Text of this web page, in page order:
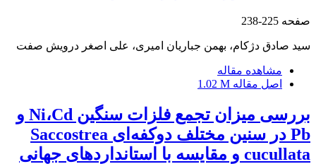
صفحه 225-238
سید صادق دژکام، بهمن جباریان امیری، علی اصغر درویش صفت
مشاهده مقاله
اصل مقاله 1.02 M
بررسی میزان تجمع فلزات سنگین Ni،Cd و
Pb در سنین مختلف دوکفه‌ای Saccostrea
cucullata و مقایسه با استاندارد‌های جهانی